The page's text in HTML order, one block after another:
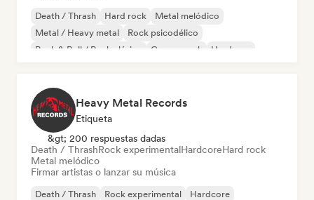
Death / Thrash Hard rock
Metal melódico
Metal / Heavy metal
Rock psicodélico
Rock & Roll / Rock clásico
Garage rock Hardcore
Heavy Metal Records
Etiqueta
&gt; 200 respuestas dadas
Death / ThrashRock experimentalHardcoreHard rock
Metal melódico
Firmar artistas o lanzar su música
Death / Thrash Rock experimental
Hardcore